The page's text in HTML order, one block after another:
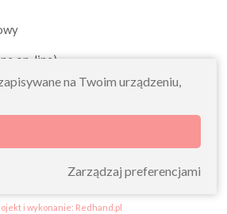
on-line)
i wykonanie: Redhand.pl
na Twoim urządzeniu,
Zarządzaj preferencjami